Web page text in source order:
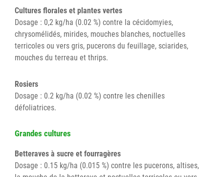
Cultures florales et plantes vertes
Dosage : 0,2 kg/ha (0.02 %) contre la cécidomyies,
chrysomélidés, mirides, mouches blanches, noctuelles
terricoles ou vers gris, pucerons du feuillage, sciarides,
mouches du terreau et thrips.
Rosiers
Dosage : 0.2 kg/ha (0.02 %) contre les chenilles
défoliatrices.
Grandes cultures
Betteraves à sucre et fourragères
Dosage : 0.15 kg/ha (0.015 %) contre les pucerons, altises,